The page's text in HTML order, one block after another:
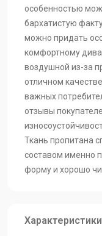
Dream-Forest
Dream-Coral
Dream-Bitter
Dream-Apple
особенностью
бархатистую
можно придать
комфортному
воздушной из-за
отличном
важных
отзывы
Ткань пропитана
составом именно
форму и хорошо
Характеристики